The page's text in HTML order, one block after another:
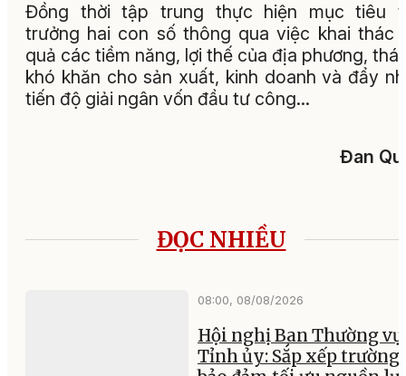
Đồng thời tập trung thực hiện mục tiêu
trưởng hai con số thông qua việc khai thác
quả các tiềm năng, lợi thế của địa phương,
khó khăn cho sản xuất, kinh doanh và đẩy
tiến độ giải ngân vốn đầu tư công…
Đan
ĐỌC NHIỀU
08:00, 08/08/2026
Hội nghị Ban Thường vụ
Tỉnh ủy: Sắp xếp trường